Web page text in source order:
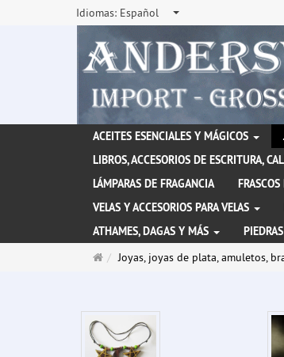
Idiomas: Español
ACEITES ESENCIALES Y MÁGICOS
LIBROS, ACCESORIOS DE ESCRITURA,
LÁMPARAS DE FRAGANCIA
VELAS Y ACCESORIOS PARA VELAS
ATHAMES, DAGAS Y MÁS
PáginaJoyas, joyas de plata, amuletos,